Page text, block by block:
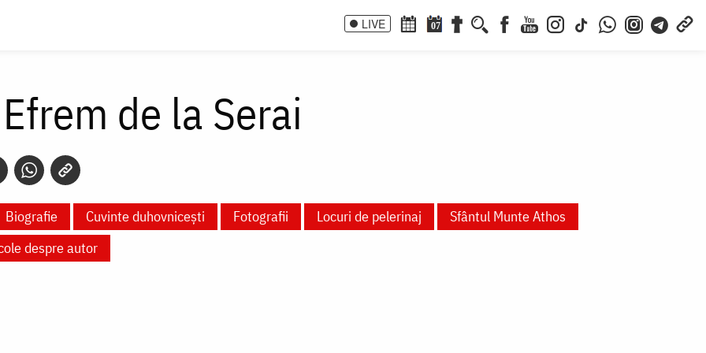
LIVE 07
de la Serai
Biografie Cuvinte duhovnicești Fotografii Locuri de pelerinaj
Sfântul Munte Athos
despre autor